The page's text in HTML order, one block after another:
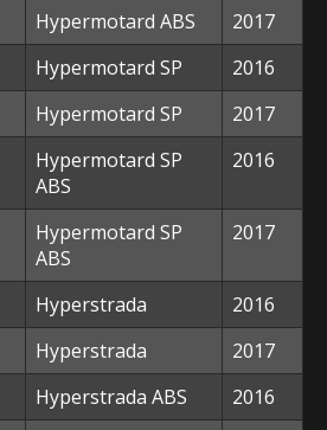
Hypermotard ABS
2017
Hypermotard SP
2016
Hypermotard SP
2017
Hypermotard SP
ABS
2016
Hypermotard SP
ABS
2017
Hyperstrada
2016
Hyperstrada
2017
Hyperstrada ABS 2016